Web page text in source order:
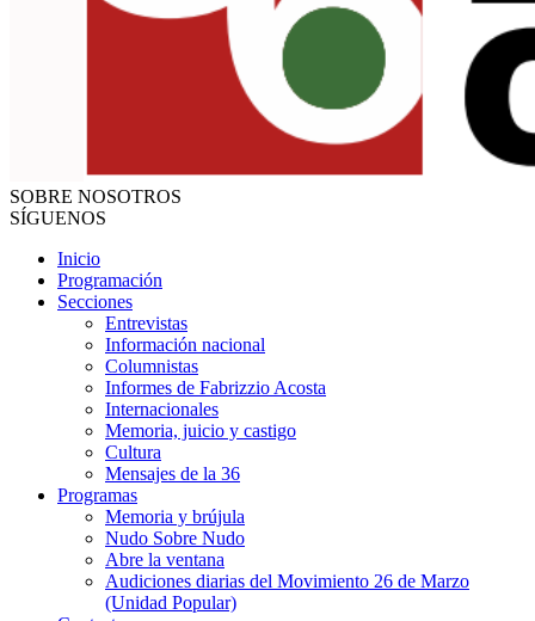
SOBRE NOSOTROS
SÍGUENOS
Inicio
Programación
Secciones
Entrevistas
Información nacional
Columnistas
Informes de Fabrizzio Acosta
Internacionales
Memoria, juicio y castigo
Cultura
Mensajes de la 36
Programas
Memoria y brújula
Nudo Sobre Nudo
Abre la ventana
Audiciones diarias del Movimiento 26 de Marzo
(Unidad Popular)